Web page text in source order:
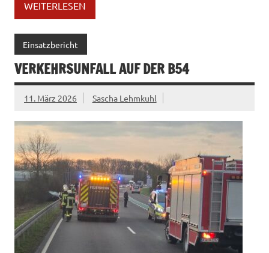
WEITERLESEN
Einsatzbericht
VERKEHRSUNFALL AUF DER B54
11. März 2026 Sascha Lehmkuhl